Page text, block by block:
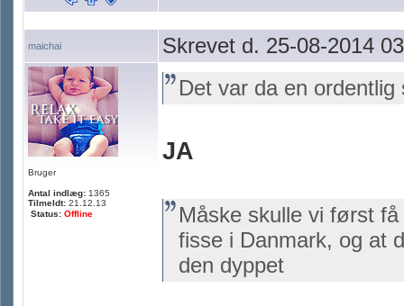
maichai Skrevet d. 25-08-2014
Bruger
Antal indlæg: 1365
Tilmeldt: 21.12.13
Status: Offline
Det var da en ordentlig
JA
Måske skulle vi først
fisse i Danmark, og at
den dyppet